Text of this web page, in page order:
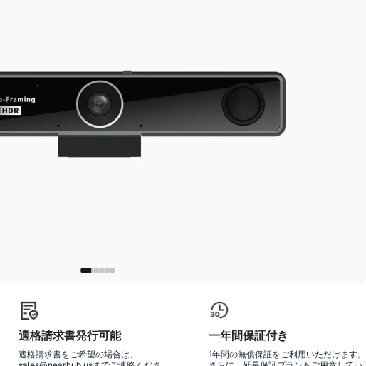
適格請求書発行可能
適格請求書をご希望の場合は、
一年間保証付き
1年間の無償保証をご利用いただけます。